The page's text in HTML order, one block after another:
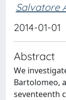
Salvatore
2014-01-01
Abstract
We
Bartolomeo,
seventeenth